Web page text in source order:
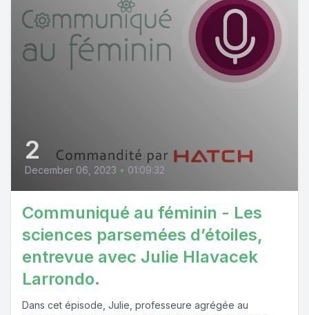
2
December 06, 2023 • 01:09:32
Communiqué au féminin - Les
sciences parsemées d’étoiles,
entrevue avec Julie Hlavacek
Larrondo.
Dans cet épisode, Julie, professeure agrégée au